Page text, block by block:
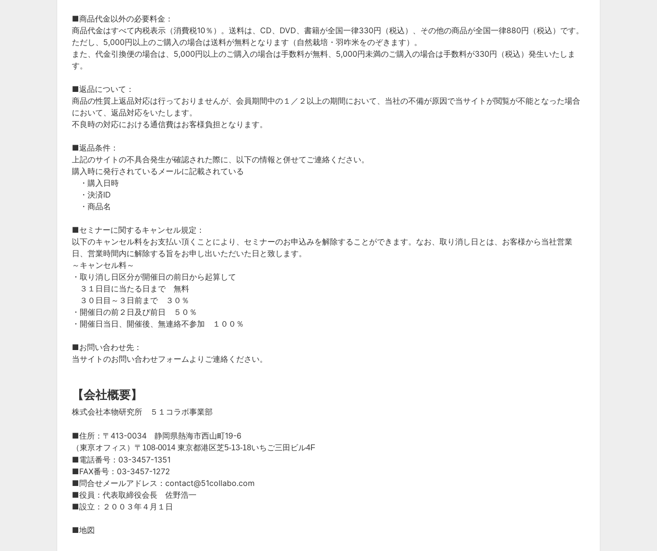
■商品代金以外の必要料金：
商品代金はすべて内税表示（消費税10％）。送料は、CD、DVD、書籍が全国一律330円（税込）、その他の商品が全国一律880円（税込）です。
ただし、5,000円以上のご購入の場合は送料が無料となります（自然栽培・羽咋米をのぞきます）。
また、代金引換便の場合は、5,000円以上のご購入の場合は手数料が無料、5,000円未満のご購入の場合は手数料が330円（税込）発生いたしま
す。
■返品について：
商品の性質上返品対応は行っておりませんが、会員期間中の１／２以上の期間において、当社の不備が原因で当サイトが閲覧が不能となった場合
において、返品対応をいたします。
不良時の対応における通信費はお客様負担となります。
■返品条件：
上記のサイトの不具合発生が確認された際に、以下の情報と併せてご連絡ください。
購入時に発行されているメールに記載されている
・購入日時
・決済ID
・商品名
■セミナーに関するキャンセル規定：
以下のキャンセル料をお支払い頂くことにより、セミナーのお申込みを解除することができます。なお、取り消し日とは、お客様から当社営業
日、営業時間内に解除する旨をお申し出いただいた日と致します。
～キャンセル料～
・取り消し日区分が開催日の前日から起算して
３１日目に当たる日まで 無料
３０日目～３日前まで ３０％
・開催日の前２日及び前日 ５０％
・開催日当日、開催後、無連絡不参加 １００％
■お問い合わせ先：
当サイトのお問い合わせフォームよりご連絡ください。
【会社概要】
株式会社本物研究所 ５１コラボ事業部
■住所：〒413-0034 静岡県熱海市西山町19-6
（東亰オフィス）〒 108-0014 東京都港区芝5-13-18いちご三田ビル4F
■電話番号：03-3457-1351
■FAX番号：03-3457-1272
■問合せメールアドレス：contact@51collabo.com
■役員：代表取締役会長 佐野浩一
■設立：２００３年４月１日
■地図